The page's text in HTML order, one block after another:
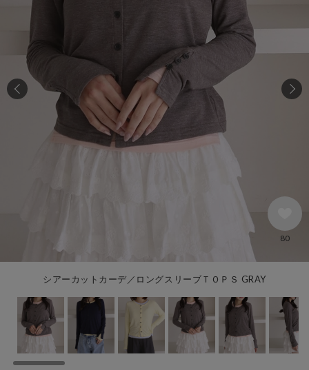
シアーカットカーデ／ロングスリーブＴＯＰＳ GRAY
80